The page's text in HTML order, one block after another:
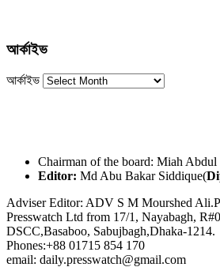
আর্কাইভ
আর্কাইভ
Chairman of the board: Miah Abdul
Editor: Md Abu Bakar Siddique(
Adviser Editor: ADV S M Mourshed
Presswatch Ltd from 17/1, Nayabagh,
DSCC,Basaboo, Sabujbagh,Dhaka-1214.
Phones:+88 01715 854 170
email: daily.presswatch@gmail.com